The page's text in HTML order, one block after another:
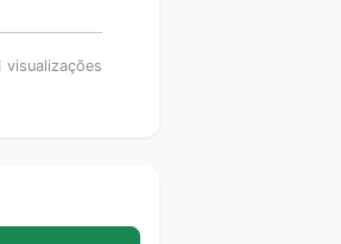
visualizações